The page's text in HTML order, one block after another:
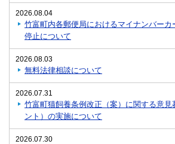
2026.08.04
竹富町内各郵便局におけるマイナンバー
停止について
2026.08.03
無料法律相談について
2026.07.31
竹富町猫飼養条例改正（案）に関する意見
ント）の実施について
2026.07.30